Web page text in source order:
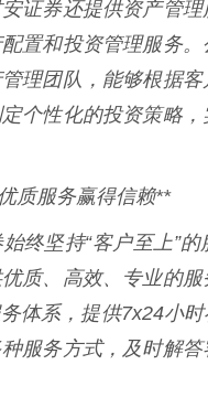
证券还提供资产管
置和投资管理服务
理团队，能够根据
个性化的投资策略
质服务赢得信赖**
终坚持“客户至上”
质、高效、专业的
体系，提供7x24小
服务方式，及时解